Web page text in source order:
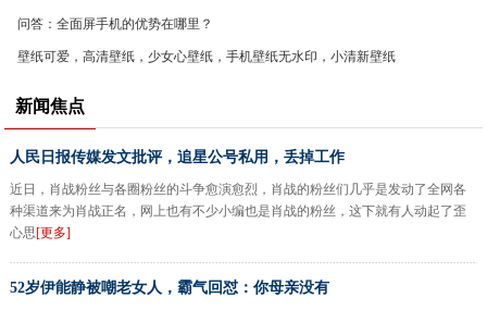
问答：全面屏手机的优势在哪里？
壁纸可爱，高清壁纸，少女心壁纸，手机壁纸无水印，小清新壁纸
新闻焦点
人民日报传媒发文批评，追星公号私用，丢掉工作
近日，肖战粉丝与各圈粉丝的斗争愈演愈烈，肖战的粉丝们几乎是发动了全网各
种渠道来为肖战正名，网上也有不少小编也是肖战的粉丝，这下就有人动起了歪
心思[更多]
52岁伊能静被嘲老女人，霸气回怼：你母亲没有